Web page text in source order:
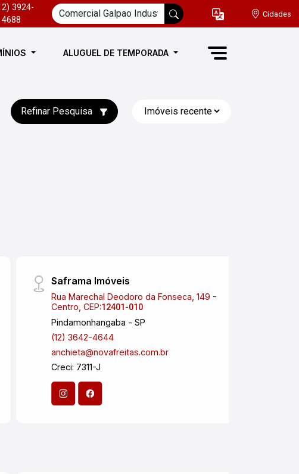
3924-
4688
Cidades
ALUGUEL DE TEMPORADA
Refinar Pesquisa
Saframa Imóveis
Rua Marechal Deodoro da Fonseca, 149 -
Centro, CEP:12401-010
Pindamonhangaba - SP
(12) 3642-4644
anchieta@novafreitas.com.br
Creci: 7311-J